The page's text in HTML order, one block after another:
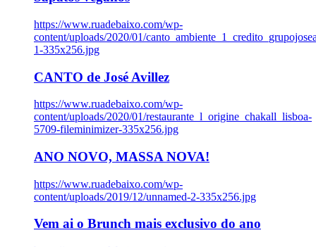
https://www.ruadebaixo.com/wp-
content/uploads/2020/01/
1-335x256.jpg
CANTO de José Avillez
https://www.ruadebaixo.com/wp-
content/uploads/2020/01/restaurante_l_origine_chakall_lisboa-
5709-fileminimizer-335x256.jpg
ANO NOVO, MASSA NOVA!
https://www.ruadebaixo.com/wp-
content/uploads/2019/12/unnamed-2-335x256.jpg
Vem ai o Brunch mais exclusivo do ano